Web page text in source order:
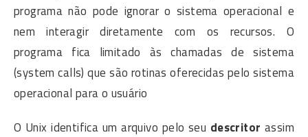
programa não pode ignorar o sistema operacional e
nem interagir diretamente com os recursos. O
programa fica limitado às chamadas de sistema
(system calls) que são rotinas oferecidas pelo sistema
operacional para o usuário
O Unix identifica um arquivo pelo seu descritor assim